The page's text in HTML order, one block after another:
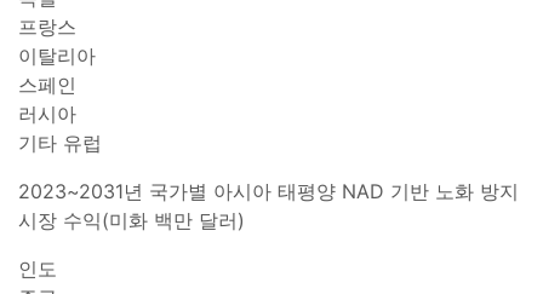
프랑스
이탈리아
스페인
러시아
기타 유럽
2023~2031년 국가별 아시아 태평양 NAD 기반 노화 방지
시장 수익(미화 백만 달러)
인도